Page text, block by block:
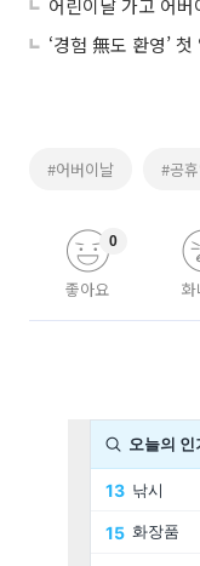
‘경험 無도 환영’
#어버이날 #공
좋아요
0